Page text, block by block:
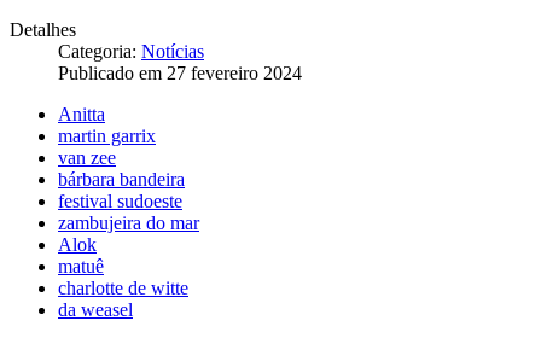
Detalhes
Categoria: Notícias
Publicado em 27 fevereiro 2024
Anitta
martin garrix
van zee
bárbara bandeira
festival sudoeste
zambujeira do mar
Alok
matuê
charlotte de witte
da weasel